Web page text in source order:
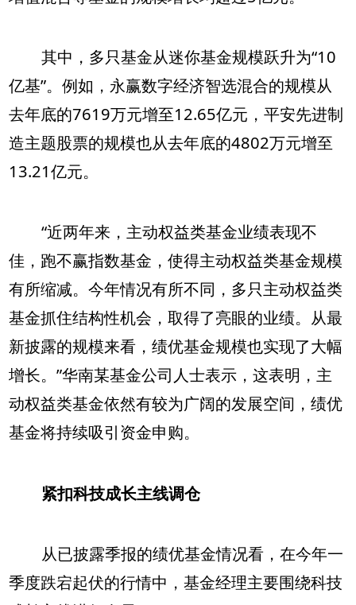
其中，多只基金从迷你基金规模跃升为“10
亿基”。例如，永赢数字经济智选混合的规模从
去年底的7619万元增至12.65亿元，平安先进制
造主题股票的规模也从去年底的4802万元增至
13.21亿元。
“近两年来，主动权益类基金业绩表现不
佳，跑不赢指数基金，使得主动权益类基金规模
有所缩减。今年情况有所不同，多只主动权益类
基金抓住结构性机会，取得了亮眼的业绩。从最
新披露的规模来看，绩优基金规模也实现了大幅
增长。”华南某基金公司人士表示，这表明，主
动权益类基金依然有较为广阔的发展空间，绩优
基金将持续吸引资金申购。
紧扣科技成长主线调仓
从已披露季报的绩优基金情况看，在今年一
季度跌宕起伏的行情中，基金经理主要围绕科技